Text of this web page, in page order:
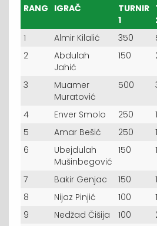
RANG IGRAČ
TURNIR
1
1
Almir Kilalić 350
2
Abdulah
Jahić
150
3
Muamer
Muratović
500
4 Enver Smolo 250
5
Amar Bešić 250
6
Ubejdulah
Mušinbegović
150
7 Bakir Genjac 150
8
Nijaz Pinjić 100
9
Nedžad Čišija 100